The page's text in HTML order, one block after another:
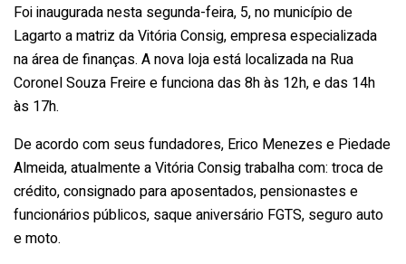
Foi inaugurada nesta segunda-feira, 5, no município de
Lagarto a matriz da Vitória Consig, empresa especializada
na área de finanças. A nova loja está localizada na Rua
Coronel Souza Freire e funciona das 8h às 12h, e das 14h
às 17h.
De acordo com seus fundadores, Erico Menezes e Piedade
Almeida, atualmente a Vitória Consig trabalha com: troca de
crédito, consignado para aposentados, pensionastes e
funcionários públicos, saque aniversário FGTS, seguro auto
e moto.